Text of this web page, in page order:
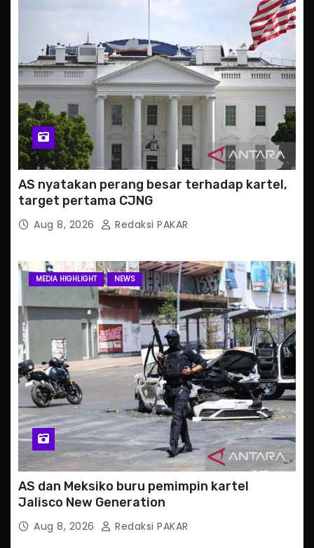
AS nyatakan perang besar terhadap kartel,
target pertama CJNG
Aug 8, 2026 Redaksi PAKAR
MEDIA HIGHLIGHT NEWS
AS dan Meksiko buru pemimpin kartel
Jalisco New Generation
Aug 8, 2026 Redaksi PAKAR